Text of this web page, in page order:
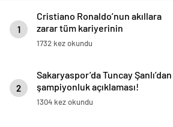
1
Cristiano Ronaldo’nun akıllara
zarar tüm kariyerinin
istatistiğini çıkardık !
1732 kez okundu
2
Sakaryaspor’da Tuncay Şanlı’dan
şampiyonluk açıklaması!
1304 kez okundu